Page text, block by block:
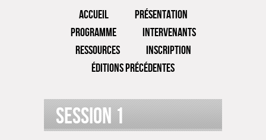
ACCUEIL
PRÉSENTATION
PROGRAMME
INTERVENANTS
RESSOURCES
INSCRIPTION
ÉDITIONS PRÉCÉDENTES
Session 1